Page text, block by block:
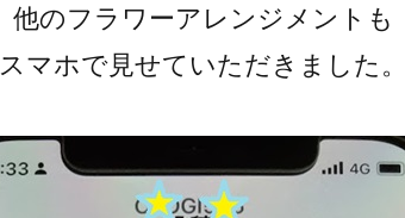
他のフラワーアレンジメントも
スマホで見せていただきました。